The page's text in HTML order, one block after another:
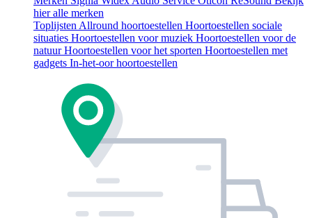
hier alle merken
Toplijsten Allround hoortoestellen Hoortoestellen sociale
situaties Hoortoestellen voor muziek Hoortoestellen voor de
natuurHoortoestellen voor het sporten Hoortoestellen met
gadgets In-het-oor hoortoestellen